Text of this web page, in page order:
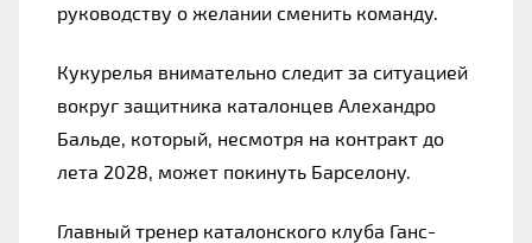
руководству о желании сменить команду.
Кукурелья внимательно следит за ситуацией
вокруг защитника каталонцев Алехандро
Бальде, который, несмотря на контракт до
лета 2028, может покинуть Барселону.
Главный тренер каталонского клуба Ганс-